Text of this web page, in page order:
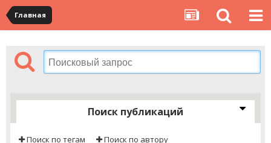
Главная
Поиск публикаций
Поиск по тегам Поиск по автору